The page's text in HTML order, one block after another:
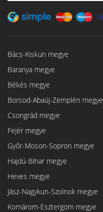
Bács-Kiskun megye
Baranya megye
Békés megye
Borsod-Abaúj-Zemplén megye
Csongrád megye
Fejér megye
Győr-Moson-Sopron megye
Hajdú-Bihar megye
Heves megye
Jász-Nagykun-Szolnok megye
Komárom-Esztergom megye